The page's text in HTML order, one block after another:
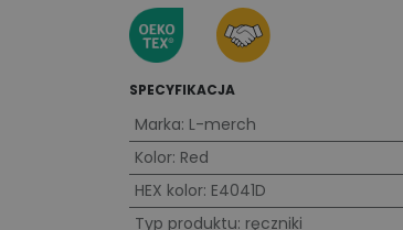
SPECYFIKACJA
Marka: L-merch
Kolor: Red
HEX kolor: E4041D
Typ produktu: ręczniki